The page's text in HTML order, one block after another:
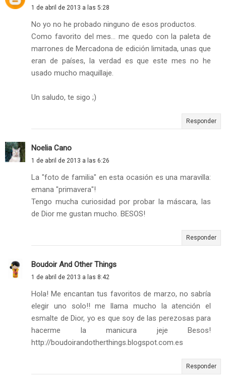
1 de abril de 2013 a las 5:28
No yo no he probado ninguno de esos productos.
Como favorito del mes... me quedo con la paleta de
marrones de Mercadona de edición limitada, unas que
eran de países, la verdad es que este mes no he
usado mucho maquillaje.
Un saludo, te sigo ;)
Responder
Noelia Cano
1 de abril de 2013 a las 6:26
La "foto de familia" en esta ocasión es una maravilla:
emana "primavera"!
Tengo mucha curiosidad por probar la máscara, las
de Dior me gustan mucho. BESOS!
Responder
Boudoir And Other Things
1 de abril de 2013 a las 8:42
Hola! Me encantan tus favoritos de marzo, no sabría
elegir uno solo!! me llama mucho la atención el
esmalte de Dior, yo es que soy de las perezosas para
hacerme la manicura jeje Besos!
http://boudoirandotherthings.blogspot.com.es
Responder